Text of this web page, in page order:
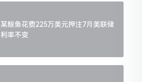
某鲸鱼花费225万美元押注7月美联储
利率不变